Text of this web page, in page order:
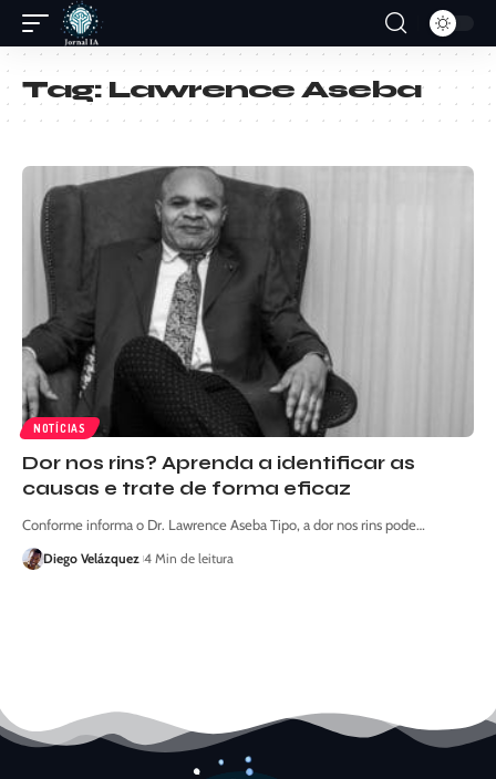
Tag:Lawrence Aseba
NOTÍCIAS
Dor nos rins? Aprenda a identificar as
causas e trate de forma eficaz
Conforme informa o Dr. Lawrence Aseba Tipo, a dor nos rins pode…
Diego Velázquez 4 Min de leitura